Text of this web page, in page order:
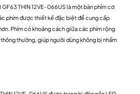
GF63 THIN 12VE-066US là một bàn phím cơ
phím được thiết kế đặc biệt để cung cấp
Phím có khoảng cách giữa các phím rộng
thường, giúp người dùng không bị nhầm